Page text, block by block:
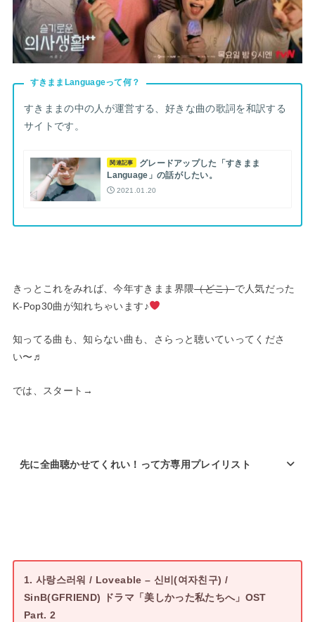
すきままLanguageって何？
すきままの中の人が運営する、好きな曲の歌詞を和訳する
サイトです。
関連記事
グレードアップした「すきまま
Language」の話がしたい。
2021.01.20
きっとこれをみれば、今年すきまま界隈（どこ）で人気だった
K-Pop30曲が知れちゃいます♪
知ってる曲も、知らない曲も、さらっと聴いていってくださ
い〜♬
では、スタート→
先に全曲聴かせてくれい！って方専用プレイリスト
1. 사랑스러워 / Loveable – 신비(여자친구) /
SinB(GFRIEND) ドラマ「美しかった私たちへ」OST
Part. 2